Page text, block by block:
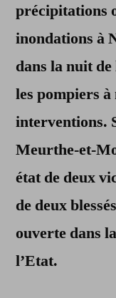
précipitations
inondations à
dans la nuit
les pompiers à
interventions.
Meurthe-et-
état de deux
de deux
ouverte dans
l’Etat.